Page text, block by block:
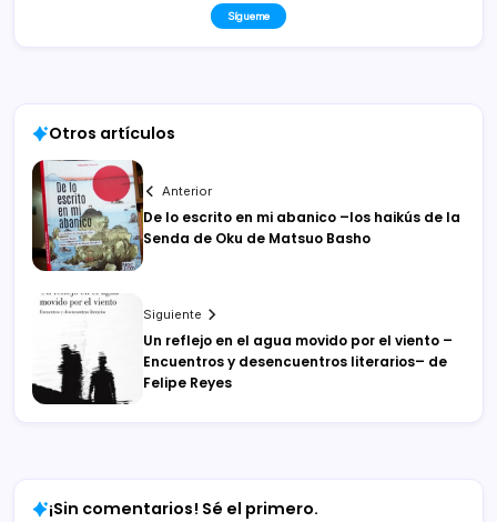
Sígueme
Otros artículos
Anterior
De lo escrito en mi abanico –los haikús de la
Senda de Oku de Matsuo Basho
Siguiente
Un reflejo en el agua movido por el viento –
Encuentros y desencuentros literarios– de
Felipe Reyes
¡Sin comentarios! Sé el primero.